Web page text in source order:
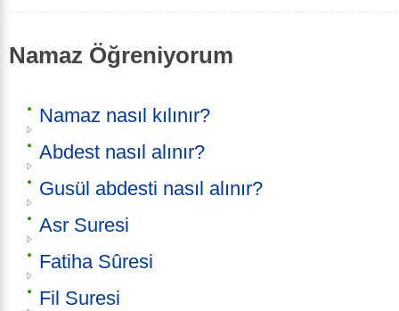
Namaz Öğreniyorum
Namaz nasıl kılınır?
Abdest nasıl alınır?
Gusül abdesti nasıl alınır?
Asr Suresi
Fatiha Sûresi
Fil Suresi